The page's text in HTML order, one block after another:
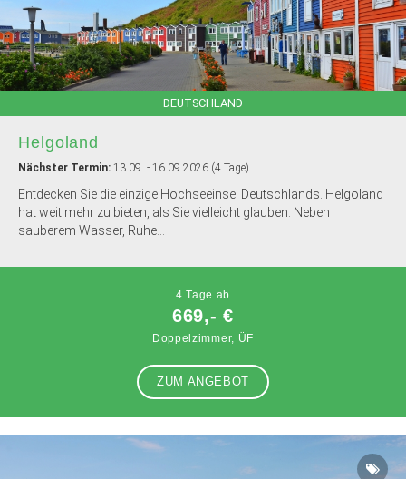
DEUTSCHLAND
Helgoland
Nächster Termin: 13.09. - 16.09.2026 (4 Tage)
Entdecken Sie die einzige Hochseeinsel Deutschlands. Helgoland
hat weit mehr zu bieten, als Sie vielleicht glauben. Neben
sauberem Wasser, Ruhe...
4 Tage ab
669,- €
Doppelzimmer, ÜF
ZUM ANGEBOT